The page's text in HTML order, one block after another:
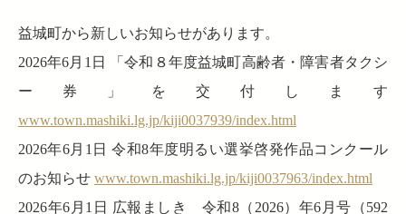
益城町から新しいお知らせがあります。
2026年6月1日 「令和８年度益城町高齢者・障害者タクシ
ー券」を交付します
www.town.mashiki.lg.jp/kiji0037939/index.html
2026年6月1日 令和8年度明るい選挙啓発作品コンクール
のお知らせ www.town.mashiki.lg.jp/kiji0037963/index.html
2026年6月1日 広報ましき 令和8（2026）年6月号（592